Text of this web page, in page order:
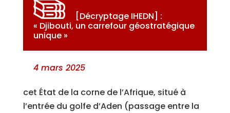
[Décryptage IHEDN] :
« Djibouti, un carrefour géostratégique
unique »
4 mars 2025
cet État de la corne de l’Afrique, situé à
l’entrée du golfe d’Aden (passage entre la